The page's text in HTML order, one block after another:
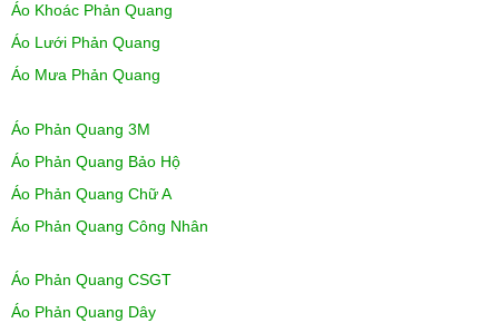
Áo Khoác Phản Quang
Áo Lưới Phản Quang
Áo Mưa Phản Quang
Áo Phản Quang 3M
Áo Phản Quang Bảo Hộ
Áo Phản Quang Chữ A
Áo Phản Quang Công Nhân
Áo Phản Quang CSGT
Áo Phản Quang Dây